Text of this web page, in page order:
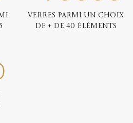
Verres parmi un choix
de + de 40 éléments